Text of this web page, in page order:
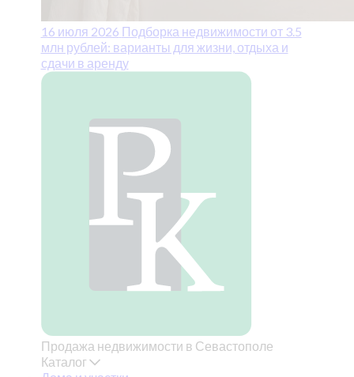
16 июля 2026 Подборка недвижимости от 3.5
млн рублей: варианты для жизни, отдыха и
сдачи в аренду
Продажа недвижимости в Севастополе
Каталог